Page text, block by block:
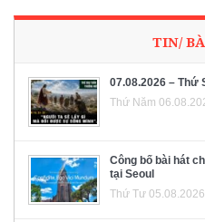
TIN/
07.08.2026 – Thứ
Thứ Năm
Công bố bài hát
tại Seoul
Thứ Tư 05.08.2026